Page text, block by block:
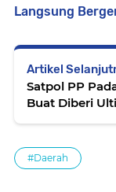
Langsung
Artikel
Satpol PP Padang Tegas, Pedagang
Buat Diberi
#Daerah